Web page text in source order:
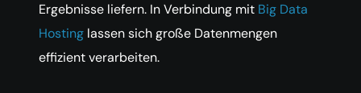
Ergebnisse liefern. In Verbindung mit Big Data
Hosting lassen sich große Datenmengen
effizient verarbeiten.